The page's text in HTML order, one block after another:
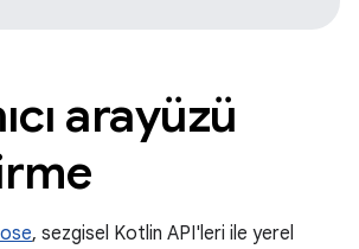
arayüzü
, sezgisel Kotlin API'leri ile yerel